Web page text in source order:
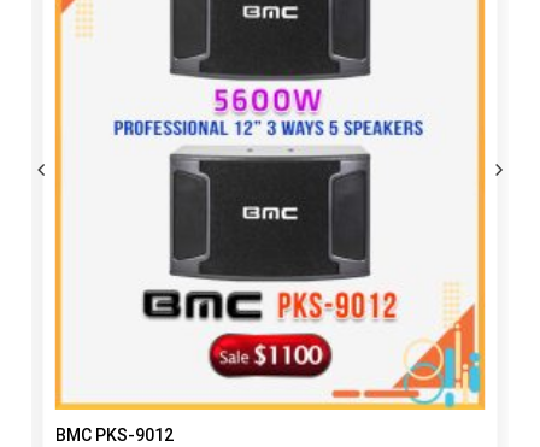
BMC PKS-9012